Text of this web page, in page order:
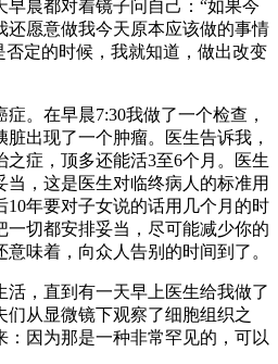
早晨都对着镜子问自己：“如果今
还愿意做我今天原本应该做的事情
否定的时候，我就知道，做出改变
。在早晨7:30我做了一个检查，
出现了一个肿瘤。医生告诉我，
之症，顶多还能活3至6个月。医生
，这是医生对临终病人的标准用
10年要对子女说的话用几个月的时
一切都安排妥当，尽可能减少你的
味着，向众人告别的时间到了。
，直到有一天早上医生给我做了
从显微镜下观察了细胞组织之
：因为那是一种非常罕见的，可以